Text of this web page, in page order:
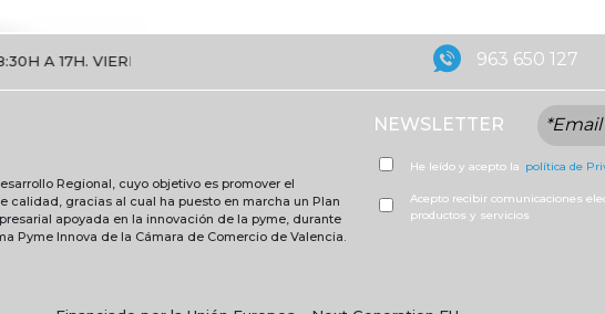
17H. VIERNES DE 8:30 A 15H 963 650 127
Regional, cuyo objetivo es promover el
gracias al cual ha puesto en marcha un Plan
apoyada en la innovación de la pyme, durante
Pyme Innova de la Cámara de Comercio de Valencia.
NEWSLETTER
He leído y acepto la política de
Acepto recibir comunicaciones
productos y servicios